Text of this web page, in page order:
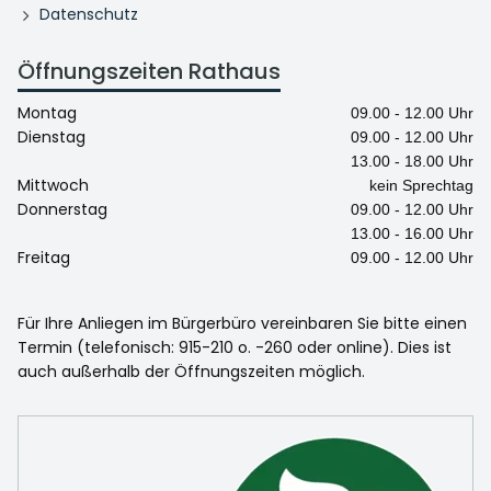
Datenschutz
Öffnungszeiten Rathaus
Montag 09.00 - 12.00 Uhr
Dienstag
09.00 - 12.00 Uhr
13.00 - 18.00 Uhr
Mittwoch kein Sprechtag
Donnerstag
09.00 - 12.00 Uhr
13.00 - 16.00 Uhr
Freitag 09.00 - 12.00 Uhr
Für Ihre Anliegen im Bürgerbüro vereinbaren Sie bitte einen
Termin (telefonisch: 915-210 o. -260 oder online). Dies ist
auch außerhalb der Öffnungszeiten möglich.